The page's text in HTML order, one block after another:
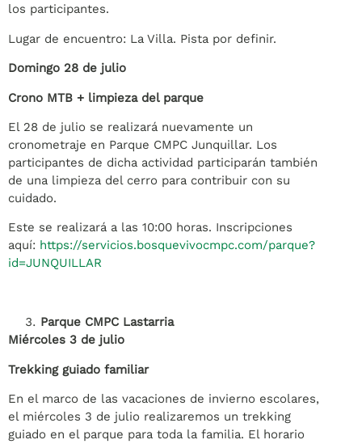
los participantes.
Lugar de encuentro: La Villa. Pista por definir.
Domingo 28 de julio
Crono MTB + limpieza del parque
El 28 de julio se realizará nuevamente un
cronometraje en Parque CMPC Junquillar. Los
participantes de dicha actividad participarán también
de una limpieza del cerro para contribuir con su
cuidado.
Este se realizará a las 10:00 horas. Inscripciones
aquí: https://servicios.bosquevivocmpc.com/parque?
id=JUNQUILLAR
Parque CMPC Lastarria
Miércoles 3 de julio
Trekking guiado familiar
En el marco de las vacaciones de invierno escolares,
el miércoles 3 de julio realizaremos un trekking
guiado en el parque para toda la familia. El horario